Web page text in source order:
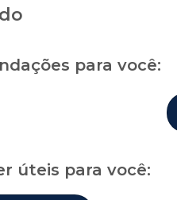
para você:
úteis para você: